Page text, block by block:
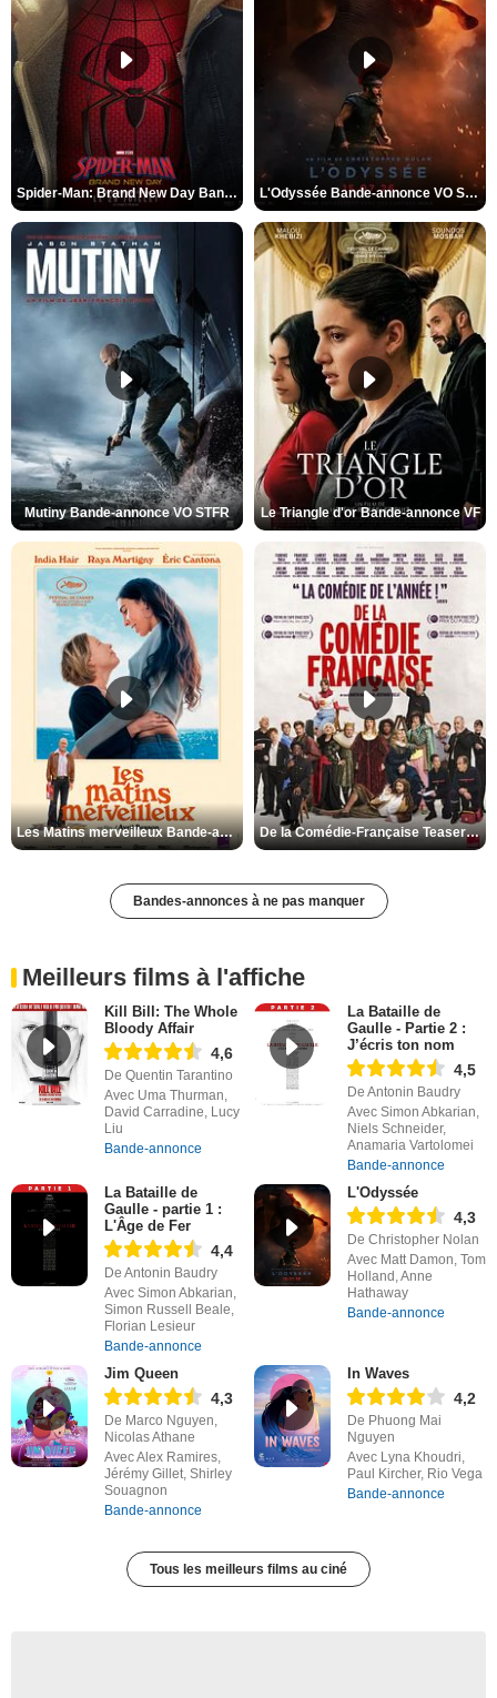
Spider-Man: Brand New Day Bande-annonce VO STFR L'Odyssée Bande-annonce VO STFR
Mutiny Bande-annonce VO STFR Le Triangle d'or Bande-annonce VF
Les Matins merveilleux Bande-annonce VF De la Comédie-Française Teaser VF
Bandes-annonces à ne pas manquer
Meilleurs films à l'affiche
Kill Bill: The Whole
Bloody Affair
4,6
De Quentin Tarantino
Avec Uma Thurman,
David Carradine, Lucy
Liu
Bande-annonce
La Bataille de
Gaulle - Partie 2 :
J’écris ton nom
4,5
De Antonin Baudry
Avec Simon Abkarian,
Niels Schneider,
Anamaria Vartolomei
Bande-annonce
La Bataille de
Gaulle - partie 1 :
L'Âge de Fer
4,4
De Antonin Baudry
Avec Simon Abkarian,
Simon Russell Beale,
Florian Lesieur
Bande-annonce
L'Odyssée
4,3
De Christopher Nolan
Avec Matt Damon, Tom
Holland, Anne
Hathaway
Bande-annonce
Jim Queen
4,3
De Marco Nguyen,
Nicolas Athane
Avec Alex Ramires,
Jérémy Gillet, Shirley
Souagnon
Bande-annonce
In Waves
4,2
De Phuong Mai
Nguyen
Avec Lyna Khoudri,
Paul Kircher, Rio Vega
Bande-annonce
Tous les meilleurs films au ciné